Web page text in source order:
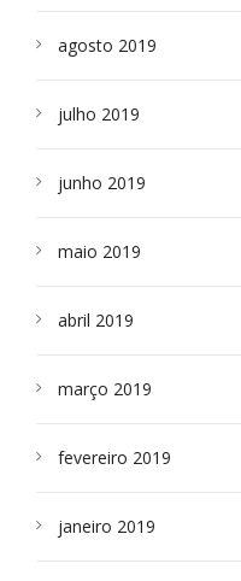
agosto 2019
julho 2019
junho 2019
maio 2019
abril 2019
março 2019
fevereiro 2019
janeiro 2019